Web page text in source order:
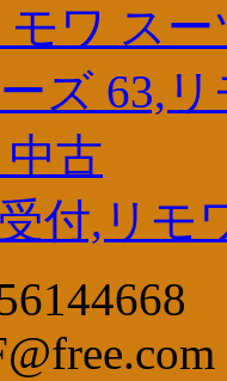
モワ ス
ズ 63,
古
付,リモ